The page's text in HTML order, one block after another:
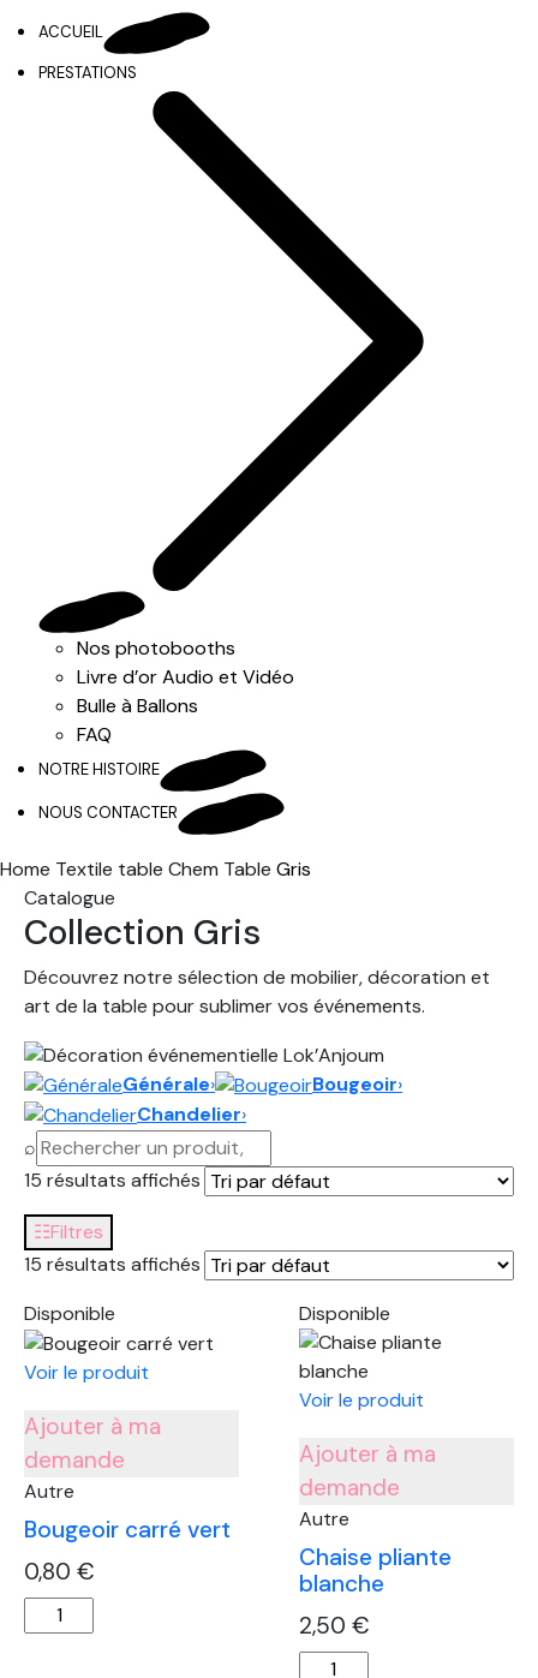
ACCUEIL
PRESTATIONS
Nos photobooths
Livre d’or Audio et Vidéo
Bulle à Ballons
FAQ
NOTRE HISTOIRE
NOUS CONTACTER
Home Textile table Chem Table Gris
Catalogue
Collection Gris
Découvrez notre sélection de mobilier, décoration et
art de la table pour sublimer vos événements.
Générale› Bougeoir›
Chandelier›
⌕
15 résultats affichés
☷Filtres
15 résultats affichés
Disponible
Voir le produit
Ajouter à ma
demande
Autre
Bougeoir carré vert
0,80 €
quantité
de
Disponible
Voir le produit
Ajouter à ma
demande
Autre
Chaise pliante
blanche
2,50 €
quantité